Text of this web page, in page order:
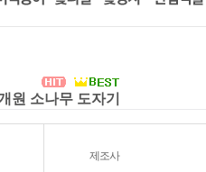
원 소나무 도자기
제조사